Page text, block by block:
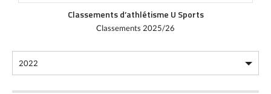
Classements d’athlétisme U Sports
Classements 2025/26